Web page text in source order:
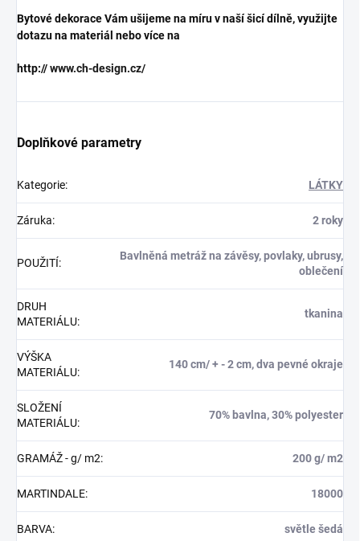
Bytové dekorace Vám ušijeme na míru v naší šicí dílně, využijte
dotazu na materiál nebo více na
http://www.ch-design.cz/
Doplňkové parametry
Kategorie: LÁTKY
Záruka: 2 roky
POUŽITÍ:
Bavlněná metráž na závěsy, povlaky, ubrusy,
oblečení
DRUH
MATERIÁLU:
tkanina
VÝŠKA
MATERIÁLU:
140 cm/ + - 2 cm, dva pevné okraje
SLOŽENÍ
MATERIÁLU:
70% bavlna, 30% polyester
GRAMÁŽ - g/ m2: 200 g/ m2
MARTINDALE: 18000
BARVA: světle šedá